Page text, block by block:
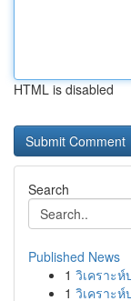
HTML is disabled
Search
Published News
1 วิเคราะ
1 วิเคราะ